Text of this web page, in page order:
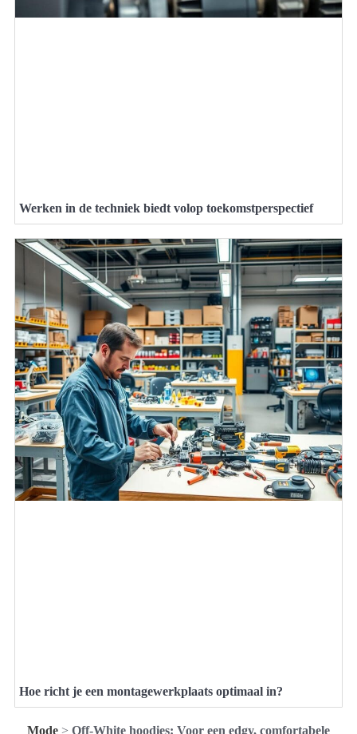
Werken in de techniek biedt volop toekomstperspectief
Hoe richt je een montagewerkplaats optimaal in?
Mode > Off-White hoodies: Voor een edgy, comfortabele